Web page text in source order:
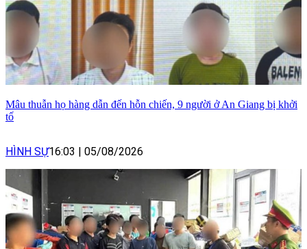
Mâu thuẫn họ hàng dẫn đến hỗn chiến, 9 người ở An Giang bị khởi
tố
HÌNH SỰ16:03 | 05/08/2026